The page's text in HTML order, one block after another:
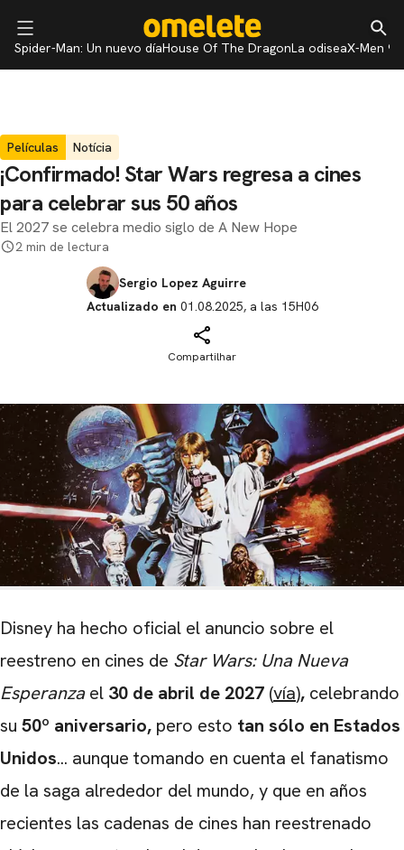
Spider-Man: Un nuevo díaHouse Of The DragonLa odiseaX-Men 97
Películas Notícia
¡Confirmado! Star Wars regresa a cines
para celebrar sus 50 años
El 2027 se celebra medio siglo de A New Hope
2 min de lectura
Sergio Lopez Aguirre
Actualizado en 01.08.2025, a las 15H06
Compartilhar
Disney ha hecho oficial el anuncio sobre el
reestreno en cines de Star Wars: Una Nueva
Esperanzael 30 de abril de 2027 (vía), celebrando
su 50º aniversario, pero esto tan sólo en Estados
Unidos... aunque tomando en cuenta el fanatismo
de la saga alrededor del mundo, y que en años
recientes las cadenas de cines han reestrenado